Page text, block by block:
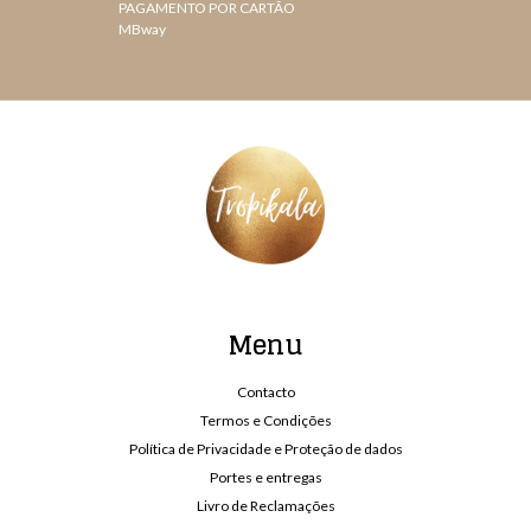
PAGAMENTO POR CARTÃO
MBway
Menu
Contacto
Termos e Condições
Política de Privacidade e Proteção de dados
Portes e entregas
Livro de Reclamações